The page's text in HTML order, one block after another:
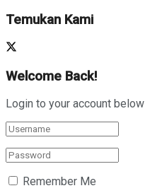
Temukan Kami
Welcome Back!
Login to your account below
Remember Me